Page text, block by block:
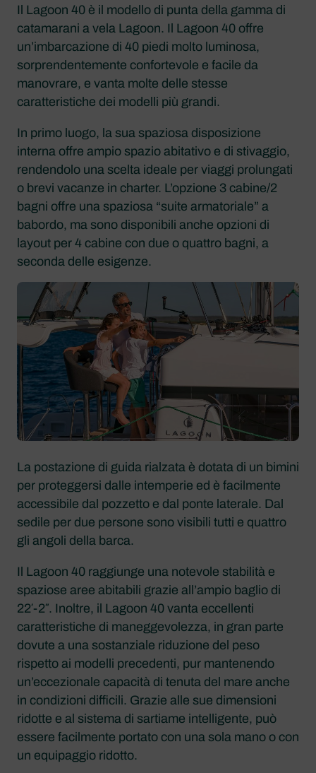
Il Lagoon 40 è il modello di punta della gamma di
catamarani a vela Lagoon. Il Lagoon 40 offre
un’imbarcazione di 40 piedi molto luminosa,
sorprendentemente confortevole e facile da
manovrare, e vanta molte delle stesse
caratteristiche dei modelli più grandi.
In primo luogo, la sua spaziosa disposizione
interna offre ampio spazio abitativo e di stivaggio,
rendendolo una scelta ideale per viaggi prolungati
o brevi vacanze in charter. L’opzione 3 cabine/2
bagni offre una spaziosa “suite armatoriale” a
babordo, ma sono disponibili anche opzioni di
layout per 4 cabine con due o quattro bagni, a
seconda delle esigenze.
La postazione di guida rialzata è dotata di un bimini
per proteggersi dalle intemperie ed è facilmente
accessibile dal pozzetto e dal ponte laterale. Dal
sedile per due persone sono visibili tutti e quattro
gli angoli della barca.
Il Lagoon 40 raggiunge una notevole stabilità e
spaziose aree abitabili grazie all’ampio baglio di
22′-2″. Inoltre, il Lagoon 40 vanta eccellenti
caratteristiche di maneggevolezza, in gran parte
dovute a una sostanziale riduzione del peso
rispetto ai modelli precedenti, pur mantenendo
un’eccezionale capacità di tenuta del mare anche
in condizioni difficili. Grazie alle sue dimensioni
ridotte e al sistema di sartiame intelligente, può
essere facilmente portato con una sola mano o con
un equipaggio ridotto.